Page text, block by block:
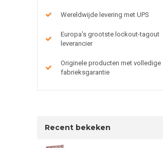
Wereldwijde levering met UPS
Europa's grootste lockout-tagout
leverancier
Originele producten met volledige
fabrieksgarantie
Recent bekeken